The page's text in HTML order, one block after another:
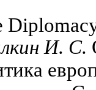
И. С.